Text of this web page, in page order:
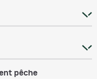
pêche